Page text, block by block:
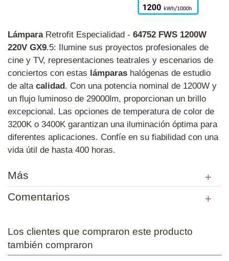
LámparaRetrofit Especialidad - 64752 FWS 1200W
220V GX9.5: Ilumine sus proyectos profesionales de
cine y TV, representaciones teatrales y escenarios de
conciertos con estas lámparas halógenas de estudio
de alta calidad. Con una potencia nominal de 1200W y
un flujo luminoso de 29000lm, proporcionan un brillo
excepcional. Las opciones de temperatura de color de
3200K o 3400K garantizan una iluminación óptima para
diferentes aplicaciones. Confíe en su fiabilidad con una
vida útil de hasta 400 horas.
Más
Comentarios
Los clientes que compraron este producto
también compraron